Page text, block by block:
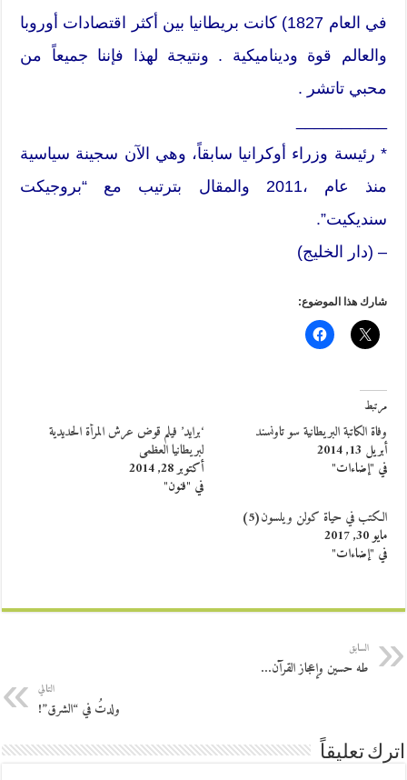
في العام 1827) كانت بريطانيا بين أكثر اقتصادات أوروبا
والعالم قوة وديناميكية . ونتيجة لهذا فإننا جميعاً من
محبي تاتشر .
* رئيسة وزراء أوكرانيا سابقاً، وهي الآن سجينة سياسية
منذ عام ،2011 والمقال بترتيب مع “بروجيكت
سنديكيت”.
– (دار الخليج)
شارك هذا الموضوع:
مرتبط
وفاة الكاتبة البريطانية سو تاونسند
أبريل 13, 2014
في "إضاءات"
‘برايد’ فيلم قوض عرش المرأة الحديدية
لبريطانيا العظمى
أكتوبر 28, 2014
في "فنون"
الكتب في حياة كولن ويلسون(5)
مايو 30, 2017
في "إضاءات"
السابق
طه حسين وإعجاز القرآن…
التالي
ولدتُ في “الشرق”!
اترك تعليقاً